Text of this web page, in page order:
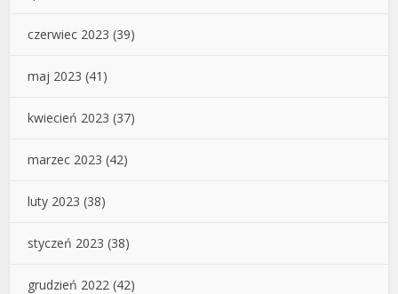
czerwiec 2023 (39)
maj 2023 (41)
kwiecień 2023 (37)
marzec 2023 (42)
luty 2023 (38)
styczeń 2023 (38)
grudzień 2022 (42)